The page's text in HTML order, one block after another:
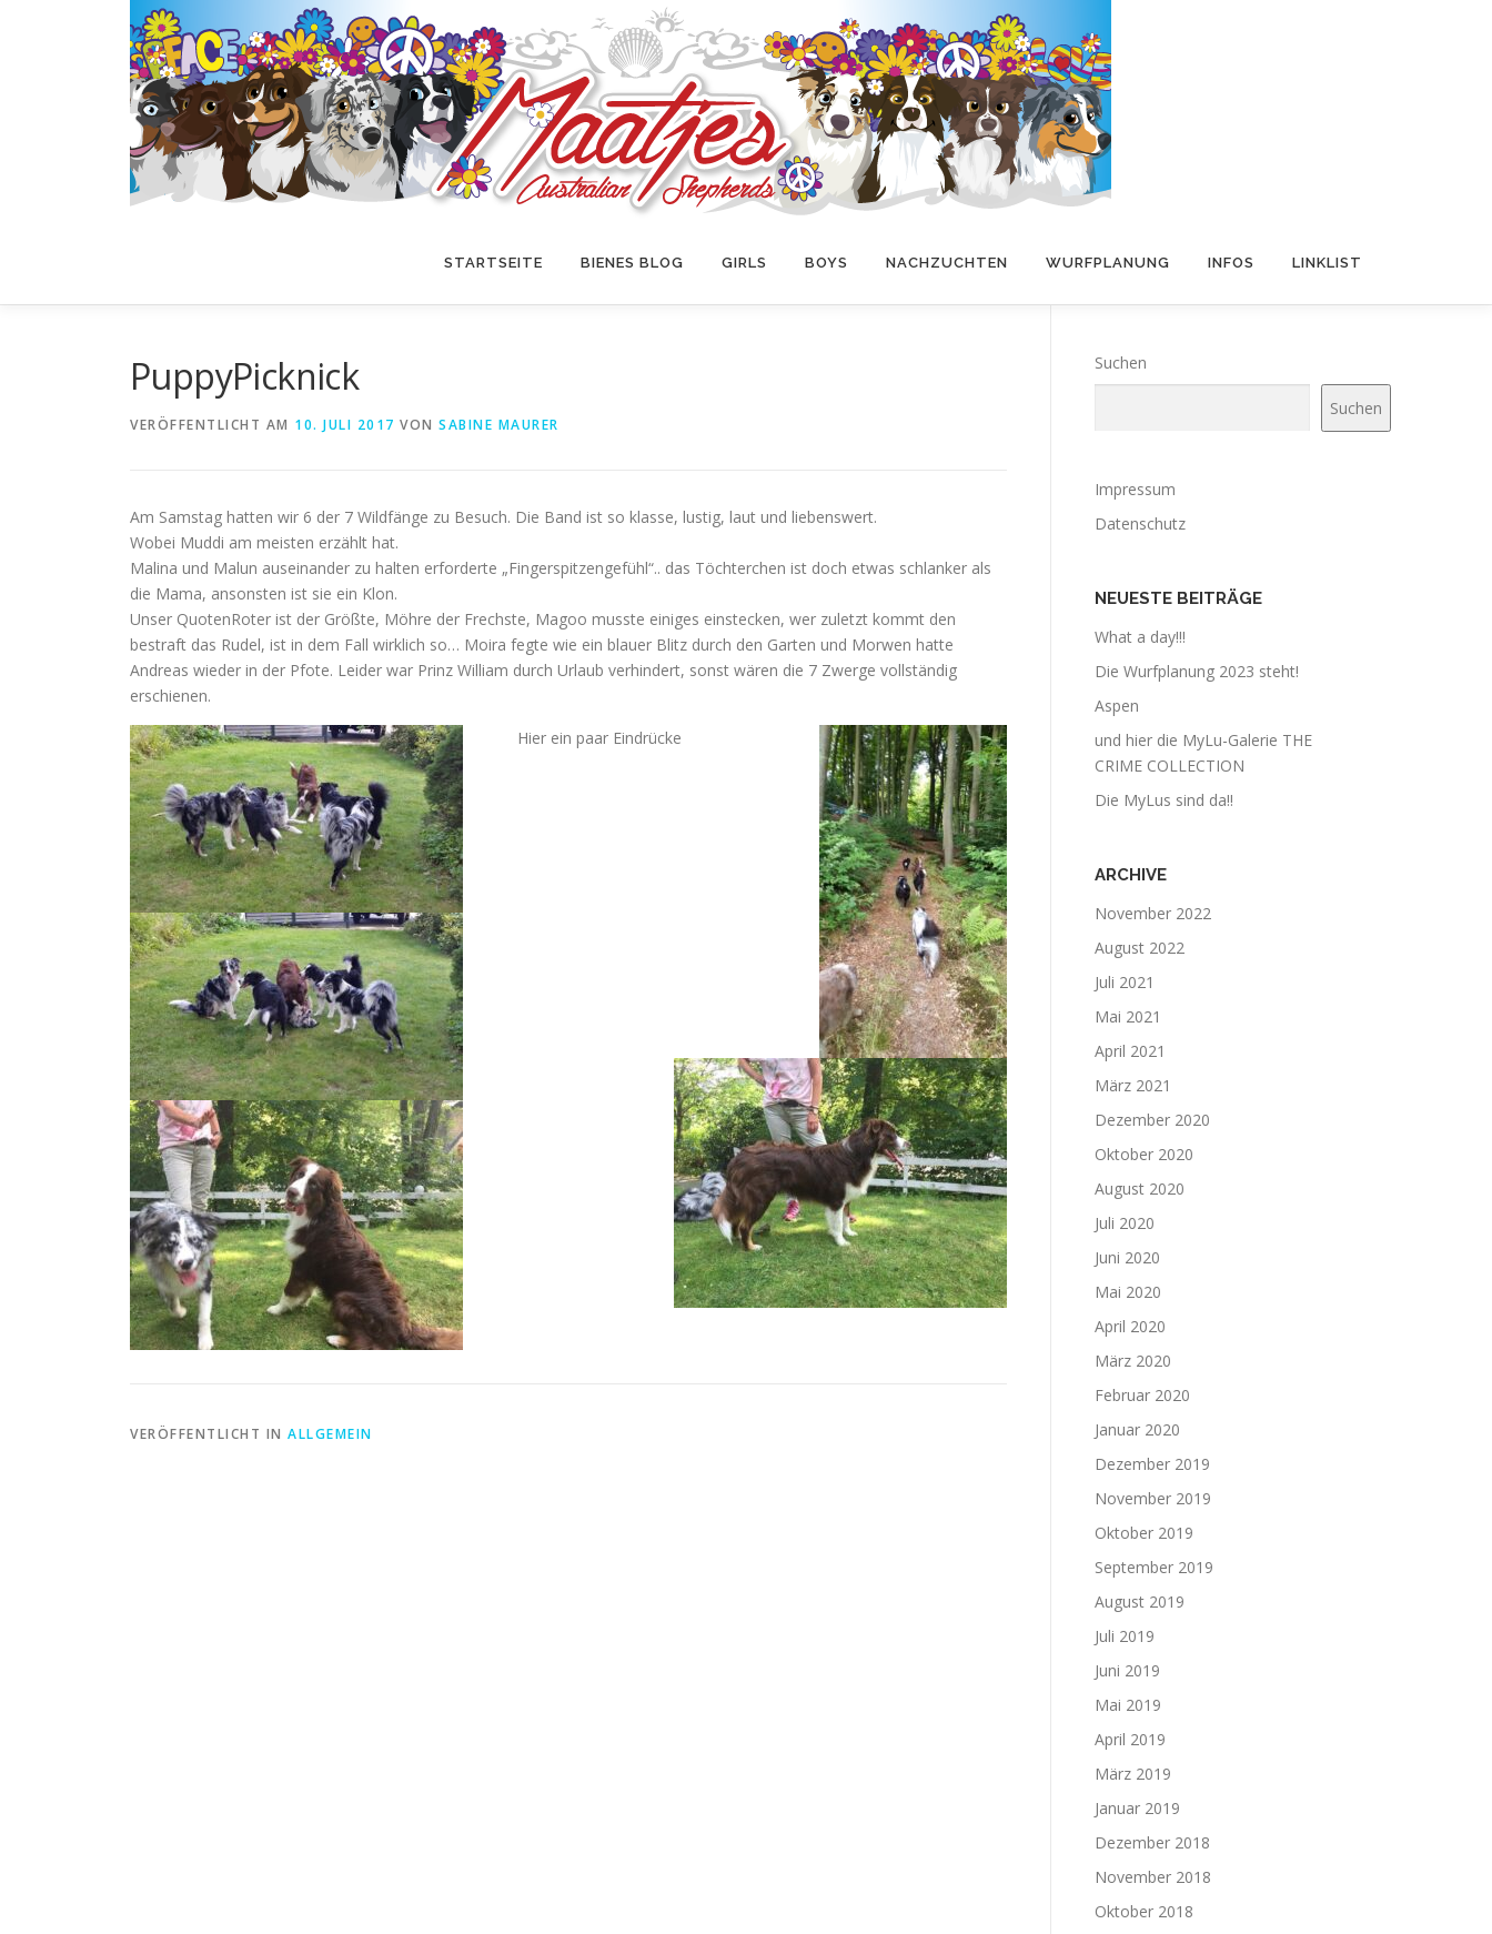
STARTSEITE BIENES BLOG GIRLS BOYS NACHZUCHTEN WURFPLANUNG INFOS LINKLIST
PuppyPicknick
VERÖFFENTLICHT AM 10. JULI 2017 VON SABINE MAURER
Am Samstag hatten wir 6 der 7 Wildfänge zu Besuch. Die Band ist so klasse, lustig, laut und liebenswert.
Wobei Muddi am meisten erzählt hat.
Malina und Malun auseinander zu halten erforderte „Fingerspitzengefühl“.. das Töchterchen ist doch etwas schlanker als
die Mama, ansonsten ist sie ein Klon.
Unser QuotenRoter ist der Größte, Möhre der Frechste, Magoo musste einiges einstecken, wer zuletzt kommt den
bestraft das Rudel, ist in dem Fall wirklich so… Moira fegte wie ein blauer Blitz durch den Garten und Morwen hatte
Andreas wieder in der Pfote. Leider war Prinz William durch Urlaub verhindert, sonst wären die 7 Zwerge vollständig
erschienen.
Hier ein paar Eindrücke
VERÖFFENTLICHT IN ALLGEMEIN
Suchen
Suchen
Impressum
Datenschutz
NEUESTE BEITRÄGE
What a day!!!
Die Wurfplanung 2023 steht!
Aspen
und hier die MyLu-Galerie THE
CRIME COLLECTION
Die MyLus sind da!!
ARCHIVE
November 2022
August 2022
Juli 2021
Mai 2021
April 2021
März 2021
Dezember 2020
Oktober 2020
August 2020
Juli 2020
Juni 2020
Mai 2020
April 2020
März 2020
Februar 2020
Januar 2020
Dezember 2019
November 2019
Oktober 2019
September 2019
August 2019
Juli 2019
Juni 2019
Mai 2019
April 2019
März 2019
Januar 2019
Dezember 2018
November 2018
Oktober 2018